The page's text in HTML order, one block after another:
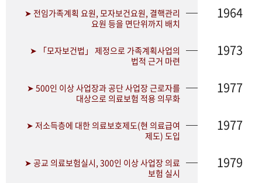
➤ 전임가족계획 요원, 모자보건요원, 결핵관리
요원 등을 면단위까지 배치
1964
➤ 「모자보건법」 제정으로 가족계획사업의
법적 근거 마련
1973
➤ 500인 이상 사업장과 공단 사업장 근로자를
대상으로 의료보험 적용 의무화
1977
➤ 저소득층에 대한 의료보호제도(현 의료급여
제도) 도입
1977
➤ 공교 의료보험실시, 300인 이상 사업장 의료
보험 실시
1979